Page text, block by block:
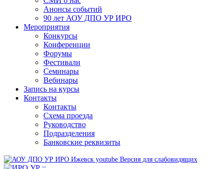
Анонсы событий
90 лет АОУ ДПО УР ИРО
Мероприятия
Конкурсы
Конференции
Форумы
Фестивали
Семинары
Вебинары
Запись на курсы
Контакты
Контакты
Схема проезда
Руководство
Подразделения
Банковские реквизиты
Версия для слабовидящих